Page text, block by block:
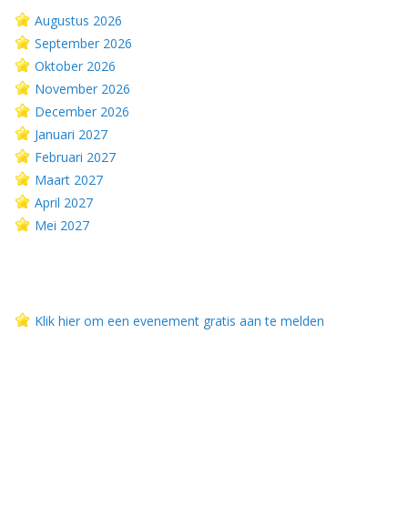
Augustus 2026
September 2026
Oktober 2026
November 2026
December 2026
Januari 2027
Februari 2027
Maart 2027
April 2027
Mei 2027
Klik hier om een evenement gratis aan te melden